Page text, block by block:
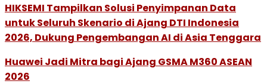
HIKSEMI Tampilkan Solusi Penyimpanan Data
untuk Seluruh Skenario di Ajang DTI Indonesia
2026, Dukung Pengembangan AI di Asia Tenggara
Huawei Jadi Mitra bagi Ajang GSMA M360 ASEAN
2026